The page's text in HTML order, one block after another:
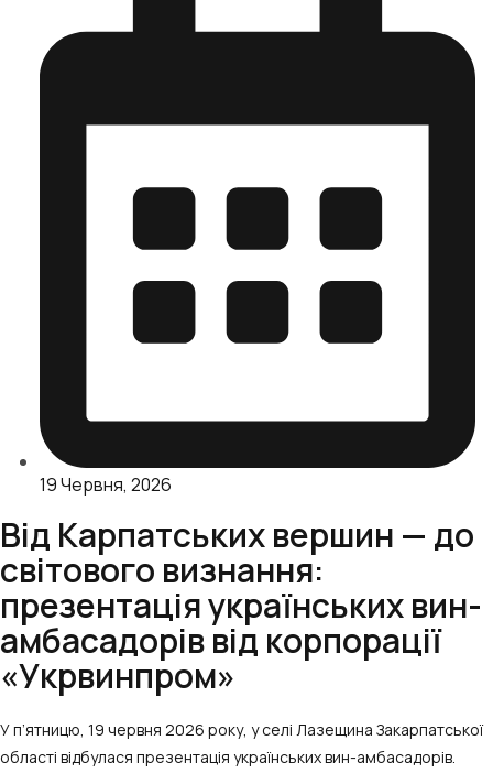
19 Червня, 2026
Від Карпатських вершин — до
світового визнання:
презентація українських вин-
амбасадорів від корпорації
«Укрвинпром»
У п’ятницю, 19 червня 2026 року, у селі Лазещина Закарпатської
області відбулася презентація українських вин-амбасадорів.